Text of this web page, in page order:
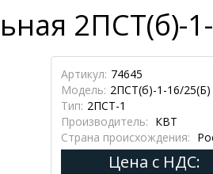
2ПСТ(б)-
Артикул: 74645
Модель: 2ПСТ(б)-1-16/25(Б)
Тип: 2ПСТ-1
Производитель: КВТ
Страна происхождения:
Цена с НДС: